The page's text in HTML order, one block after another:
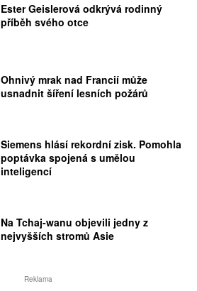
Ester Geislerová odkrývá rodinný
příběh svého otce
Ohnivý mrak nad Francií může
usnadnit šíření lesních požárů
Siemens hlásí rekordní zisk. Pomohla
poptávka spojená s umělou
inteligencí
Na Tchaj-wanu objevili jedny z
nejvyšších stromů Asie
Reklama